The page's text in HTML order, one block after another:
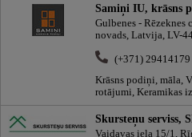
Samiņi IU, krāsns
Gulbenes - Rēzeknes
novads, Latvija, LV-
(+371) 29414179
Krāsns podiņi, māla,
rotājumi, Keramikas
Skursteņu serviss,
Vaidavas iela 15/1,